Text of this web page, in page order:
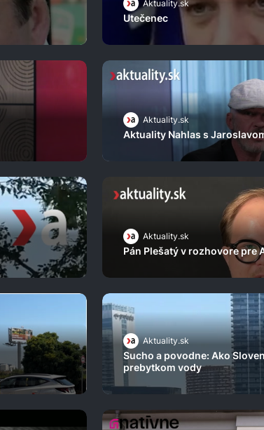
Aktuality.sk
Utečenec
Aktuality.sk
Aktuality Nahlas s
Aktuality.sk
Pán Plešatý v rozhovore pre
Aktuality.sk
Sucho a povodne: Ako
prebytkom vody